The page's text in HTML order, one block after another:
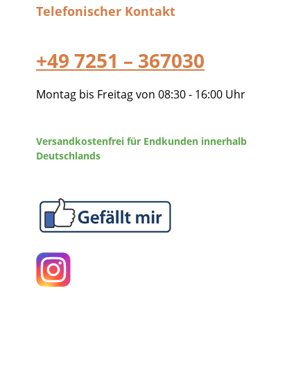
Telefonischer Kontakt
+49 7251 – 367030
Montag bis Freitag von 08:30 - 16:00 Uhr
Versandkostenfrei für Endkunden innerhalb
Deutschlands